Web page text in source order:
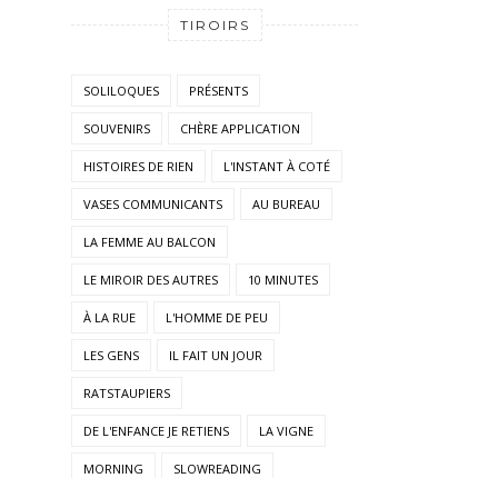
TIROIRS
SOLILOQUES PRÉSENTS
SOUVENIRS CHÈRE APPLICATION
HISTOIRES DE RIEN L'INSTANT À COTÉ
VASES COMMUNICANTS AU BUREAU
LA FEMME AU BALCON
LE MIROIR DES AUTRES 10 MINUTES
À LA RUE L'HOMME DE PEU
LES GENS IL FAIT UN JOUR
RATSTAUPIERS
DE L'ENFANCE JE RETIENS LA VIGNE
MORNING SLOWREADING